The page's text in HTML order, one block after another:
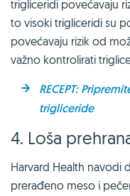
trigliceridi povećavaju
to visoki trigliceridi su
povećavaju rizik od
važno kontrolirati
RECEPT:
trigliceride
4. Loša
Harvard Health navodi
prerađeno meso i